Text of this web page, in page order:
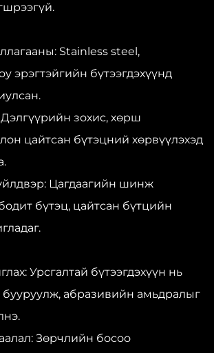
Stainless steel,
эрэгтэйгийн бүтээгдэхүүнд
зохис, хөрш
цайтсан бүтэцний хөрвүүлэхэд
Цагдаагийн шинж
бүтэц, цайтсан бүтцийн
Урсгалтай бүтээгдэхүүн нь
бууруулж, абразивийн амьдралыг
Зөрчлийн босоо